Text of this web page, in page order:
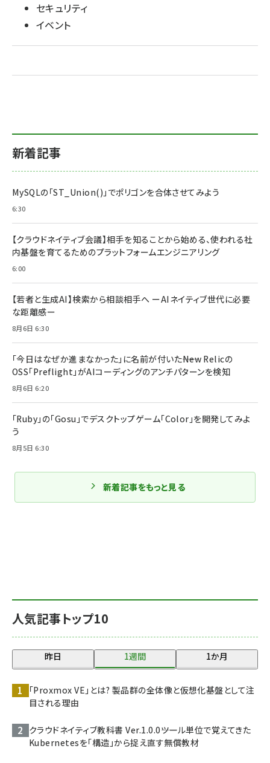
セキュリティ
イベント
人気記事トップ10
昨日 1週間 1か月
「Proxmox VE」とは? 製品群の全体像と仮想化基盤として注
目される理由
クラウドネイティブ教科書 Ver.1.0.0――ツール単位で覚えてきた
Kubernetesを「構造」から捉え直す無償教材
新着記事
MySQLの「ST_Union()」でポリゴンを合体させてみよう
6:30
【クラウドネイティブ会議】相手を知ることから始める、使われる社
内基盤を育てるためのプラットフォームエンジニアリング
6:00
【若者と生成AI】検索から相談相手へ ーAIネイティブ世代に必要
な距離感ー
8月6日 6:30
「今日はなぜか進まなかった」に名前が付いた――New Relicの
OSS「Preflight」がAIコーディングのアンチパターンを検知
8月6日 6:20
「Ruby」の「Gosu」でデスクトップゲーム「Color」を開発してみよ
う
8月5日 6:30
新着記事をもっと見る